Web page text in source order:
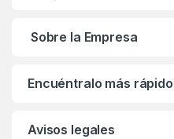
Sobre la Empresa
Encuéntralo más rápido
Avisos legales